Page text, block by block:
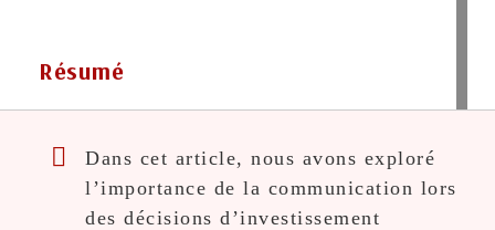
Résumé
Dans cet article, nous avons exploré
l’importance de la communication lors
des décisions d’investissement